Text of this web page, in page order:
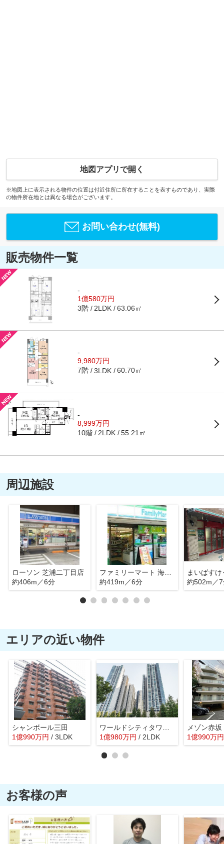
地図アプリで開く
※地図上に表示される物件の位置は付近住所に所在することを表すものであり、実際
の物件所在地とは異なる場合がございます。
お問い合わせ(無料)
販売物件一覧
-
1億580万円
3階 2LDK 63.06㎡
-
9,980万円
7階 3LDK 60.70㎡
-
8,999万円
10階 2LDK 55.21㎡
周辺施設
ローソン 芝浦二丁目店
約406m／6分
ファミリーマート 海岸三丁目店
約419m／6分
約502m／
エリアの近い物件
シャンボール三田
1億990万円 / 3LDK
ワールドシティタワーズアクアタワー
1億980万円 / 2LDK
メゾン赤坂
1億990万円
お客様の声